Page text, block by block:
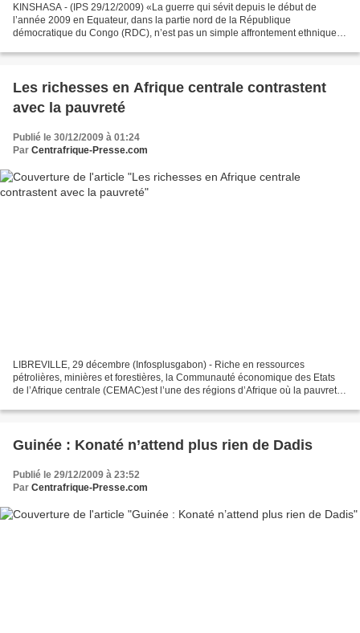
KINSHASA - (IPS 29/12/2009) «La guerre qui sévit depuis le début de
l’année 2009 en Equateur, dans la partie nord de la République
démocratique du Congo (RDC), n’est pas un simple affrontement ethnique» ,
Les richesses en Afrique centrale contrastent
avec la pauvreté
Publié le 30/12/2009 à 01:24
Par Centrafrique-Presse.com
LIBREVILLE, 29 décembre (Infosplusgabon) - Riche en ressources
pétrolières, minières et forestières, la Communauté économique des Etats
de l’Afrique centrale (CEMAC)est l’une des régions d’Afrique où la pauvreté
Guinée : Konaté n’attend plus rien de Dadis
Publié le 29/12/2009 à 23:52
Par Centrafrique-Presse.com